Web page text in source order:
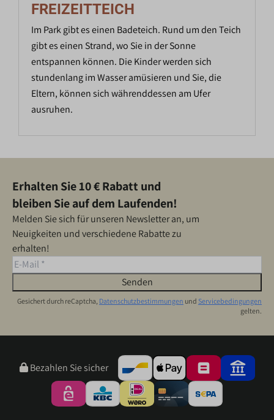
FREIZEITTEICH
Im Park gibt es einen Badeteich. Rund um den Teich
gibt es einen Strand, wo Sie in der Sonne
entspannen können. Die Kinder werden sich
stundenlang im Wasser amüsieren und Sie, die
Eltern, können sich währenddessen am Ufer
ausruhen.
Erhalten Sie 10 € Rabatt und
bleiben Sie auf dem Laufenden!
Melden Sie sich für unseren Newsletter an, um
Neuigkeiten und verschiedene Rabatte zu
erhalten!
Senden
Gesichert durch reCaptcha, Datenschutzbestimmungen und Servicebedingungen
gelten.
Bezahlen Sie sicher